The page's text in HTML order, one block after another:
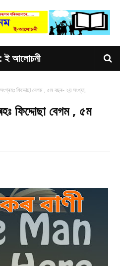
ই আলোচনী
ফিদ্দোছা বেগম , ৫ম বছৰ- ২য় সংখ্যা,
ফিদ্দোছা বেগম , ৫ম